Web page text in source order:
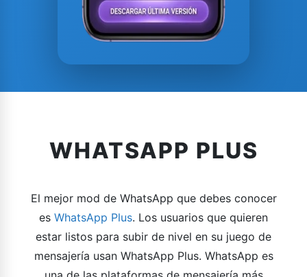
WHATSAPP PLUS
El mejor mod de WhatsApp que debes conocer
es WhatsApp Plus. Los usuarios que quieren
estar listos para subir de nivel en su juego de
mensajería usan WhatsApp Plus. WhatsApp es